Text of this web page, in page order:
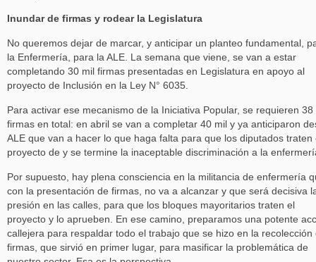
Inundar de firmas y rodear la Legislatura
No queremos dejar de marcar, y anticipar un planteo fundamental,
la Enfermería, para la ALE. La semana que viene, se van a estar
completando 30 mil firmas presentadas en Legislatura en apoyo al
proyecto de Inclusión en la Ley N° 6035.
Para activar ese mecanismo de la Iniciativa Popular, se requieren 38
firmas en total: en abril se van a completar 40 mil y ya anticiparon
ALE que van a hacer lo que haga falta para que los diputados traten
proyecto de y se termine la inaceptable discriminación a la
Por supuesto, hay plena consciencia en la militancia de enfermería
con la presentación de firmas, no va a alcanzar y que será decisiva
presión en las calles, para que los bloques mayoritarios traten el
proyecto y lo aprueben. En ese camino, preparamos una potente
callejera para respaldar todo el trabajo que se hizo en la recolección
firmas, que sirvió en primer lugar, para masificar la problemática de